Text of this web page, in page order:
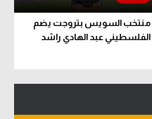
منتخب السويس بتروجت يضم
الفلسطيني عبد الهادي راشد